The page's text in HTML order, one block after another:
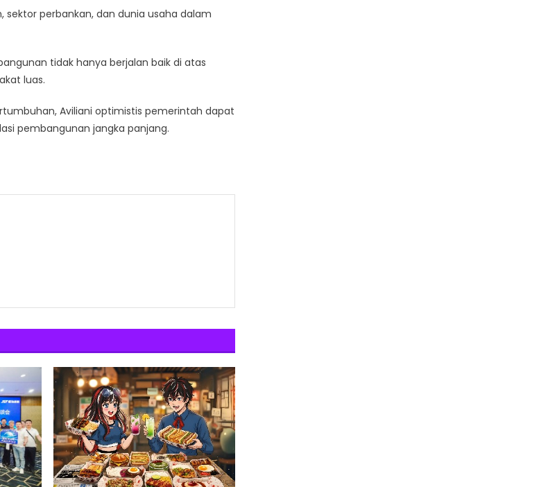
perbankan, dan dunia usaha dalam
tidak hanya berjalan baik di atas
luas.
Aviliani optimistis pemerintah dapat
pembangunan jangka panjang.